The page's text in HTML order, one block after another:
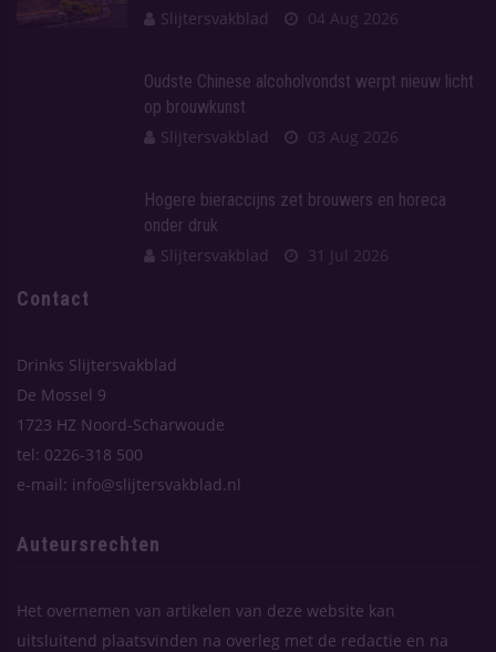
Slijtersvakblad
04 Aug 2026
Oudste Chinese alcoholvondst werpt nieuw licht
op brouwkunst
Slijtersvakblad
03 Aug 2026
Hogere bieraccijns zet brouwers en horeca
onder druk
Slijtersvakblad
31 Jul 2026
Contact
Drinks Slijtersvakblad
De Mossel 9
1723 HZ Noord-Scharwoude
tel: 0226-318 500
e-mail: info@slijtersvakblad.nl
Auteursrechten
Het overnemen van artikelen van deze website kan
uitsluitend plaatsvinden na overleg met de redactie en na